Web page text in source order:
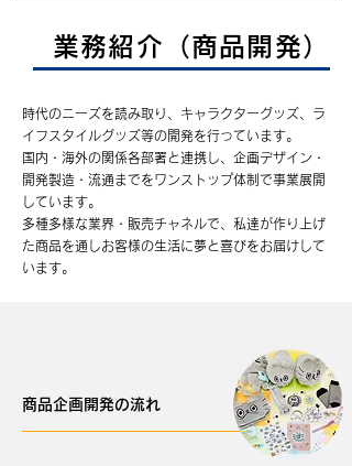
業務紹介（商品開発）
時代のニーズを読み取り、キャラクターグッズ、ラ
イフスタイルグッズ等の開発を行っています。
国内・海外の関係各部署と連携し、企画デザイン・
開発製造・流通までをワンストップ体制で事業展開
しています。
多種多様な業界・販売チャネルで、私達が作り上げ
た商品を通しお客様の生活に夢と喜びをお届けして
います。
商品企画開発の流れ